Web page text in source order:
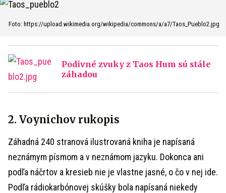
Foto: https://upload.wikimedia.org/wikipedia/commons/a/a7/Taos_Pueblo2.jpg
Podivné zvuky z Taos Hum sú stále
záhadou
2. Voynichov rukopis
Záhadná 240 stranová ilustrovaná kniha je napísaná
neznámym písmom a v neznámom jazyku. Dokonca ani
podľa náčrtov a kresieb nie je vlastne jasné, o čo v nej ide.
Podľa rádiokarbónovej skúšky bola napísaná niekedy